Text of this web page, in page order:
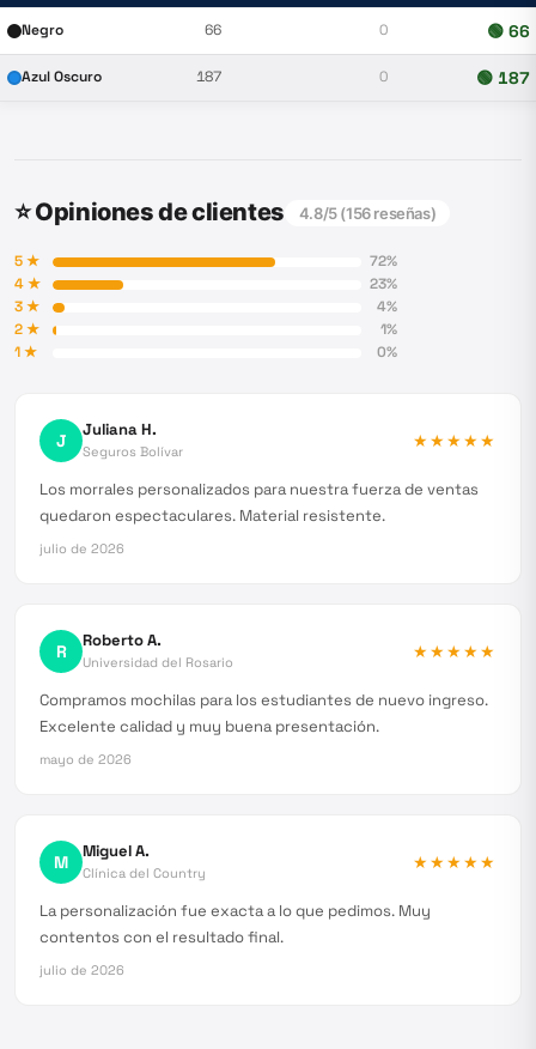
Negro 66 0 🟢 66
Azul Oscuro 187 0 🟢 187
⭐ Opiniones de clientes 4.8/5 (156reseñas)
5★ 72%
4★ 23%
3★ 4%
2★ 1%
1★ 0%
J Juliana H.
Seguros Bolívar
★★★★★
Los morrales personalizados para nuestra fuerza de ventas
quedaron espectaculares. Material resistente.
julio de 2026
R Roberto A.
Universidad del Rosario
★★★★★
Compramos mochilas para los estudiantes de nuevo ingreso.
Excelente calidad y muy buena presentación.
mayo de 2026
M Miguel A.
Clínica del Country
★★★★★
La personalización fue exacta a lo que pedimos. Muy
contentos con el resultado final.
julio de 2026